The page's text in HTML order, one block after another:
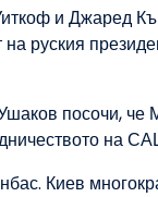
и Джаред
руския
посочи, че
на
Киев